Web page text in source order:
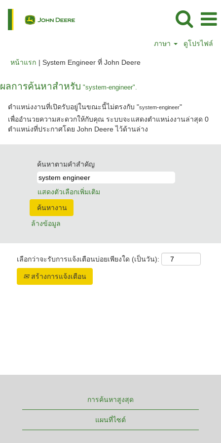
ภาษา ดูโปรไฟล์
หน้าแรก | System Engineer ที่ John Deere(หน้า
ผลการค้นหาสำหรับ "system-engineer".
ตำแหน่งงานที่เปิดรับอยู่ในขณะนี้ไม่ตรงกับ "system-engineer"
เพื่ออำนวยความสะดวกให้กับคุณ ระบบจะแสดงตำแหน่งงานล่าสุด 0
ตำแหน่งที่ประกาศโดย John Deere ไว้ด้านล่าง
ค้นหาตามคำสำคัญ
แสดงตัวเลือกเพิ่มเติม
ล้างข้อมูล
เลือกว่าจะรับการแจ้งเตือนบ่อยเพียงใด (เป็นวัน):
สร้างการแจ้งเตือน
การค้นหาสูงสุด
แผนที่ไซต์